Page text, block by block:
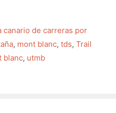
canario de carreras por
, mont blanc, tds, Trail
blanc, utmb